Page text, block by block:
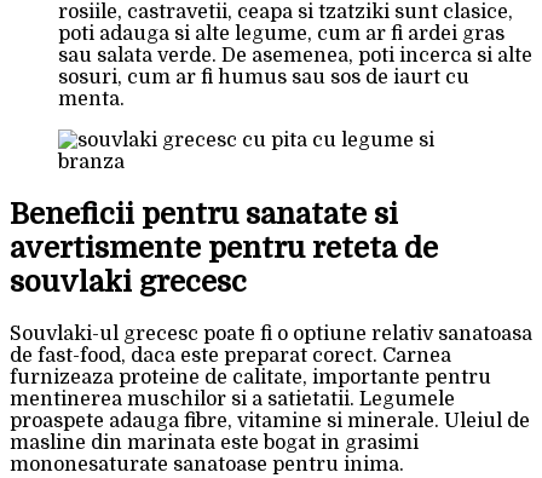
rosiile, castravetii, ceapa si tzatziki sunt clasice,
poti adauga si alte legume, cum ar fi ardei gras
sau salata verde. De asemenea, poti incerca si alte
sosuri, cum ar fi humus sau sos de iaurt cu
menta.
Beneficii pentru sanatate si
avertismente pentru reteta de
souvlaki grecesc
Souvlaki-ul grecesc poate fi o optiune relativ sanatoasa
de fast-food, daca este preparat corect. Carnea
furnizeaza proteine de calitate, importante pentru
mentinerea muschilor si a satietatii. Legumele
proaspete adauga fibre, vitamine si minerale. Uleiul de
masline din marinata este bogat in grasimi
mononesaturate sanatoase pentru inima.